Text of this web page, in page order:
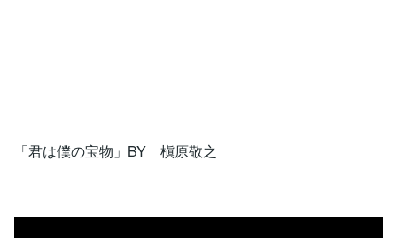
「君は僕の宝物」BY 槇原敬之